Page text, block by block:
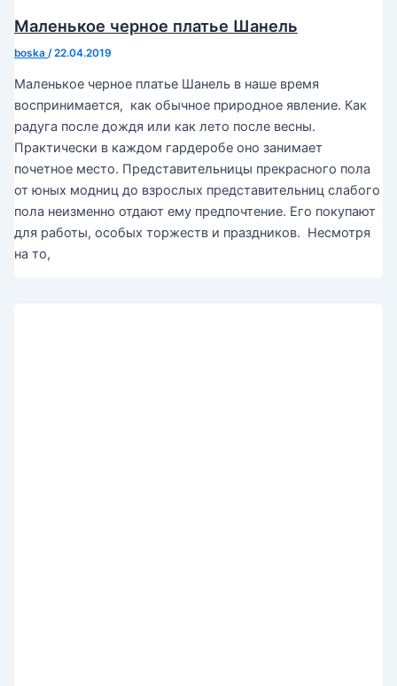
Маленькое черное платье Шанель
boska /22.04.2019
Маленькое черное платье Шанель в наше время
воспринимается, как обычное природное явление. Как
радуга после дождя или как лето после весны.
Практически в каждом гардеробе оно занимает
почетное место. Представительницы прекрасного пола
от юных модниц до взрослых представительниц слабого
пола неизменно отдают ему предпочтение. Его покупают
для работы, особых торжеств и праздников. Несмотря
на то,